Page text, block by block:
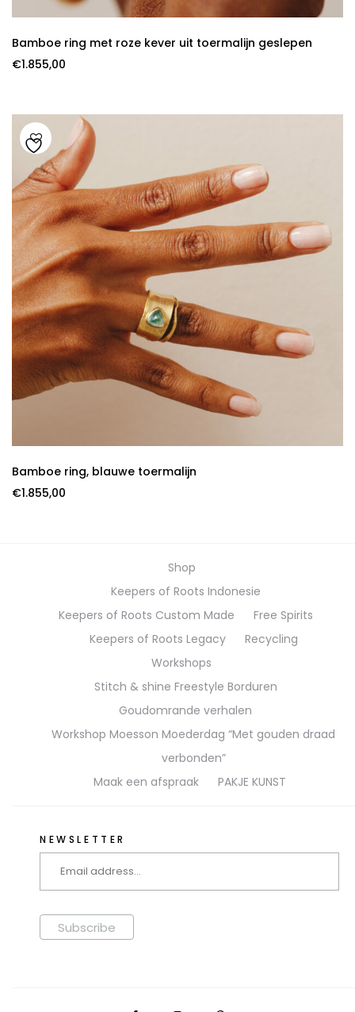
Bamboe ring met roze kever uit toermalijn geslepen
€1.855,00
Bamboe ring, blauwe toermalijn
€1.855,00
Shop
Keepers of Roots Indonesie
Keepers of Roots Custom Made
Free Spirits
Keepers of Roots Legacy
Recycling
Workshops
Stitch & shine Freestyle Borduren
Goudomrande verhalen
Workshop Moesson Moederdag “Met gouden draad
verbonden”
Maak een afspraak
PAKJE KUNST
NEWSLETTER